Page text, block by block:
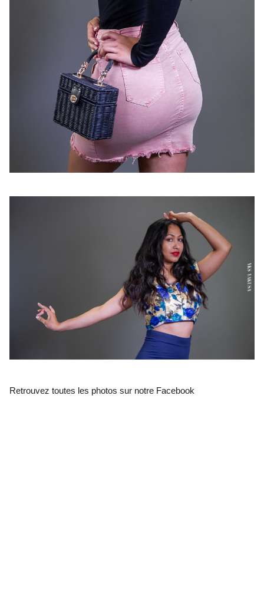
Retrouvez toutes les photos sur notre Facebook